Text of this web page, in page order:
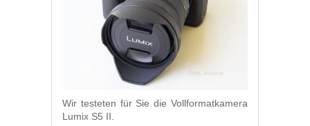
Wir testeten für Sie die Vollformatkamera
Lumix S5 II.